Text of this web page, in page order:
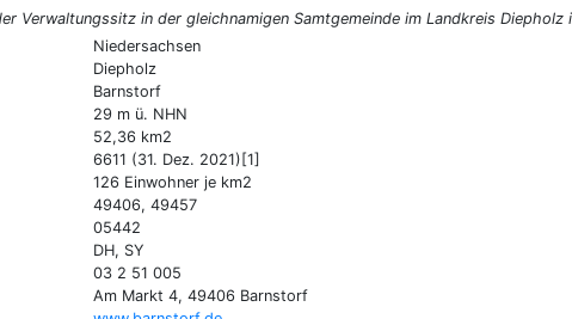
in der gleichnamigen Samtgemeinde im Landkreis Diepholz
Niedersachsen
Diepholz
Barnstorf
29 m ü. NHN
52,36 km2
6611 (31. Dez. 2021)[1]
126 Einwohner je km2
49406, 49457
05442
DH, SY
03 2 51 005
Am Markt 4, 49406 Barnstorf